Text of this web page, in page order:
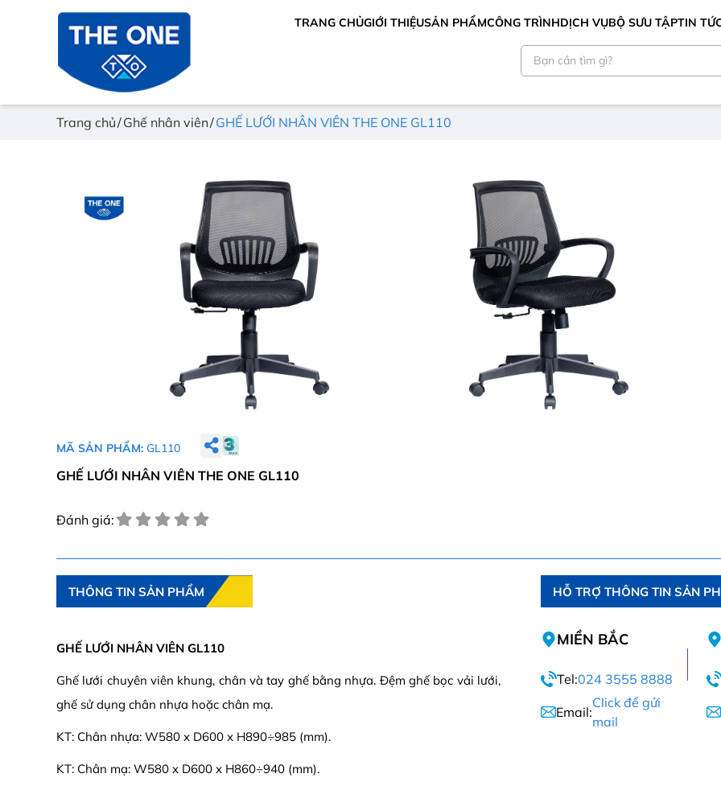
TRANG CHỦGIỚI THIỆUSẢN PHẨMCÔNG TRÌNHDỊCH VỤBỘ SƯU TẬPTIN
Trang chủ Ghế nhân viên GHẾ LƯỚI NHÂN VIÊN THE ONE GL110
MÃ SẢN PHẨM: GL110
GHẾ LƯỚI NHÂN VIÊN THE ONE GL110
Đánh giá:
THÔNG TIN SẢN PHẨM
GHẾ LƯỚI NHÂN VIÊN GL110
Ghế lưới chuyên viên khung, chân và tay ghế bằng nhựa. Đệm ghế bọc vải lưới,
ghế sử dụng chân nhựa hoặc chân mạ.
KT: Chân nhựa: W580 x D600 x H890÷985 (mm).
KT: Chân mạ: W580 x D600 x H860÷940 (mm).
HỖ TRỢ THÔNG TIN SẢN
MIỀN BẮC
Tel:024 3555 8888
Email:
Click để gửi
mail